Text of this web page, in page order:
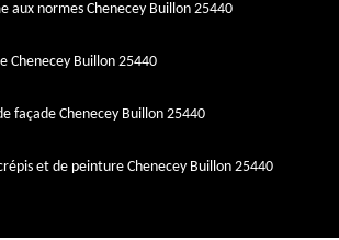
aux normes Chenecey Buillon 25440
Chenecey Buillon 25440
façade Chenecey Buillon 25440
et de peinture Chenecey Buillon 25440